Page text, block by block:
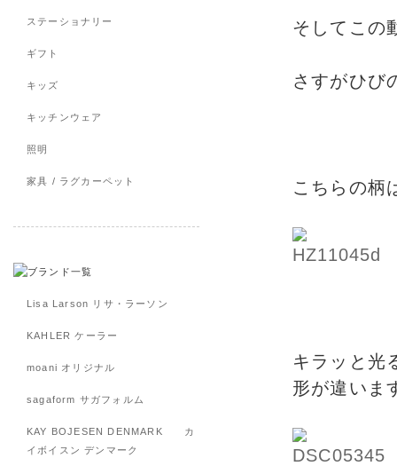
ステーショナリー
ギフト
キッズ
キッチンウェア
照明
家具 / ラグカーペット
Lisa Larson リサ・ラーソン
KAHLER ケーラー
moani オリジナル
sagaform サガフォルム
KAY BOJESEN DENMARK カ
イボイスン デンマーク
そしてこの
さすがひび
こちらの柄
キラッと光
形が違いま